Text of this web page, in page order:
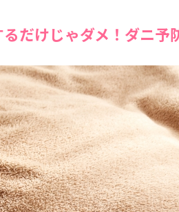
だけじゃダメ！ダニ予